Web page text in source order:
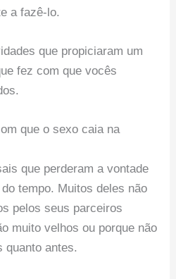
a fazê-lo.
que propiciaram um
fez com que vocês
que o sexo caia na
que perderam a vontade
tempo. Muitos deles não
pelos seus parceiros
muito velhos ou porque não
quanto antes.